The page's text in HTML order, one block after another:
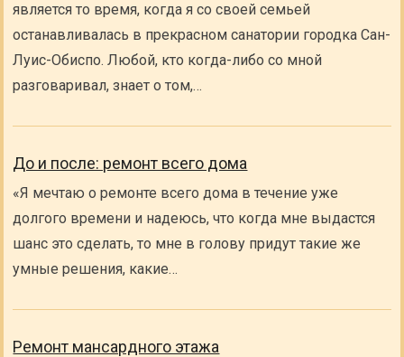
является то время, когда я со своей семьей
останавливалась в прекрасном санатории городка Сан-
Луис-Обиспо. Любой, кто когда-либо со мной
разговаривал, знает о том,…
До и после: ремонт всего дома
«Я мечтаю о ремонте всего дома в течение уже
долгого времени и надеюсь, что когда мне выдастся
шанс это сделать, то мне в голову придут такие же
умные решения, какие…
Ремонт мансардного этажа